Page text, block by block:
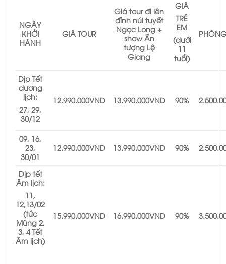
NGÀY
KHỞI
HÀNH
GIÁ TOUR
Giá tour đi lên
đỉnh núi tuyết
Ngọc Long +
show Ấn
tượng Lệ
Giang
GIÁ
TRẺ
EM
(dưới
11
tuổi)
Dịp Tết
dương
lịch:
27, 29,
30/12
12.990.000VND 13.990.000VND 90%
09, 16,
23,
30/01
12.990.000VND 13.990.000VND 90%
Dịp tết
Âm lịch:
11,
12,13/02
(tức
Mùng 2,
3, 4 Tết
Âm lịch)
15.990.000VND 16.990.000VND 90%